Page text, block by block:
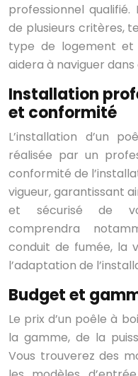
professionnel
de plusieurs critères,
type de logement et
aidera à naviguer
Installation
et conformité
L’installation d’un
réalisée par un
conformité de
vigueur, garantissant
et sécurisé de
comprendra
conduit de fumée, la
l’adaptation de
Budget et
Le prix d’un poêle à
la gamme, de la
Vous trouverez des